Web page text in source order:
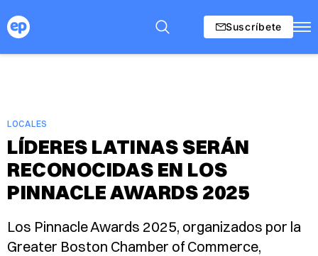
Suscríbete
LOCALES
LÍDERES LATINAS SERÁN
RECONOCIDAS EN LOS
PINNACLE AWARDS 2025
Los Pinnacle Awards 2025, organizados por la
Greater Boston Chamber of Commerce,